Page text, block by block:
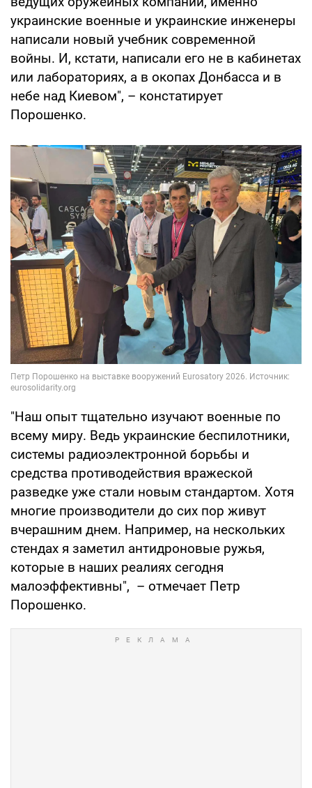
украинские военные и украинские инженеры
написали новый учебник современной
войны. И, кстати, написали его не в кабинетах
или лабораториях, а в окопах Донбасса и в
небе над Киевом", – констатирует
Порошенко.
"Наш опыт тщательно изучают военные по
всему миру. Ведь украинские беспилотники,
системы радиоэлектронной борьбы и
средства противодействия вражеской
разведке уже стали новым стандартом. Хотя
многие производители до сих пор живут
вчерашним днем. Например, на нескольких
стендах я заметил антидроновые ружья,
которые в наших реалиях сегодня
малоэффективны", – отмечает Петр
Порошенко.